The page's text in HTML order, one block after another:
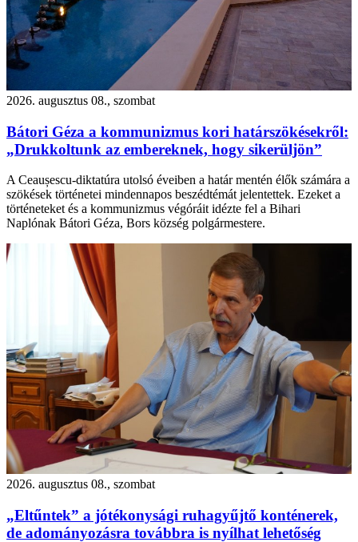
2026. augusztus 08., szombat
Bátori Géza a kommunizmus kori határszökésekről:
„Drukkoltunk az embereknek, hogy sikerüljön”
A Ceaușescu-diktatúra utolsó éveiben a határ mentén élők számára a
szökések történetei mindennapos beszédtémát jelentettek. Ezeket a
történeteket és a kommunizmus végóráit idézte fel a Bihari
Naplónak Bátori Géza, Bors község polgármestere.
2026. augusztus 08., szombat
„Eltűntek” a jótékonysági ruhagyűjtő konténerek,
de adományozásra továbbra is nyílhat lehetőség